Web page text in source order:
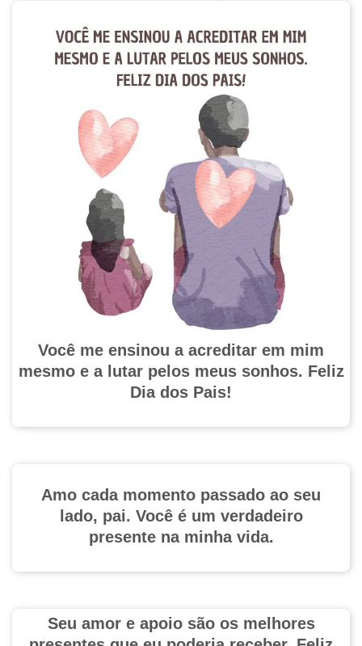
Você me ensinou a acreditar em mim
mesmo e a lutar pelos meus sonhos. Feliz
Dia dos Pais!
Amo cada momento passado ao seu
lado, pai. Você é um verdadeiro
presente na minha vida.
Seu amor e apoio são os melhores